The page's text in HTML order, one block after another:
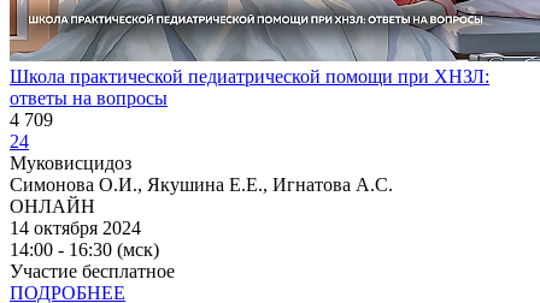
Школа практической педиатрической помощи при ХНЗЛ:
ответы на вопросы
4 709
24
Муковисцидоз
Симонова О.И., Якушина Е.Е., Игнатова А.С.
ОНЛАЙН
14 октября 2024
14:00 - 16:30 (мск)
Участие бесплатное
ПОДРОБНЕЕ